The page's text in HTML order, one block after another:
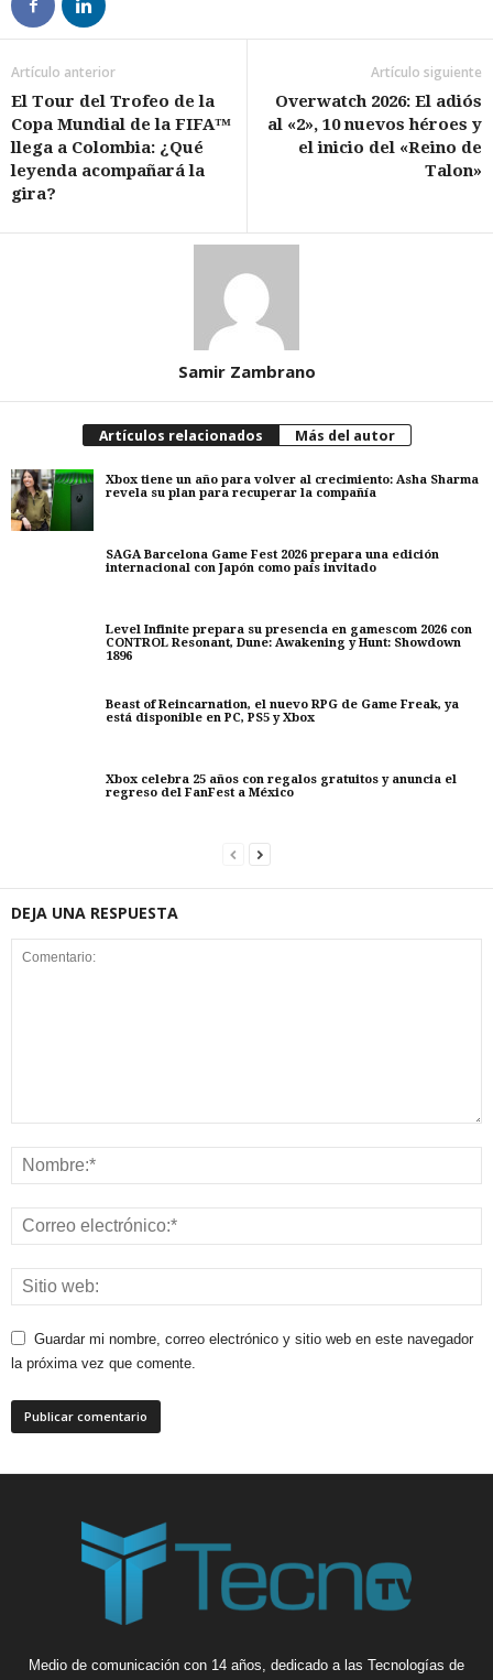
Artículo anterior
​El Tour del Trofeo de la
Copa Mundial de la FIFA™
llega a Colombia: ¿Qué
leyenda acompañará la
gira?
Artículo siguiente
​Overwatch 2026: El adiós
al «2», 10 nuevos héroes y
el inicio del «Reino de
Talon»
Samir Zambrano
Artículos relacionados Más del autor
Xbox tiene un año para volver al crecimiento: Asha Sharma
revela su plan para recuperar la compañía
SAGA Barcelona Game Fest 2026 prepara una edición
internacional con Japón como país invitado
Level Infinite prepara su presencia en gamescom 2026 con
CONTROL Resonant, Dune: Awakening y Hunt: Showdown
1896
Beast of Reincarnation, el nuevo RPG de Game Freak, ya
está disponible en PC, PS5 y Xbox
Xbox celebra 25 años con regalos gratuitos y anuncia el
regreso del FanFest a México
DEJA UNA RESPUESTA
Guardar mi nombre, correo electrónico y sitio web en este navegador
la próxima vez que comente.
Medio de comunicación con 14 años, dedicado a las Tecnologías de